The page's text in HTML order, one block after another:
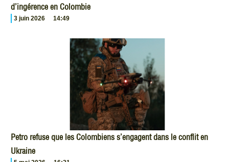
d’ingérence en Colombie
3 juin 2026 14:49
Petro refuse que les Colombiens s’engagent dans le conflit en
Ukraine